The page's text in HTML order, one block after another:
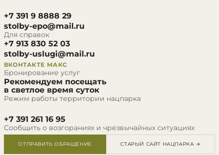
+7 391 9 8888 29
stolby-epo@mail.ru
Для справок
+7 913 830 52 03
stolby-uslugi@mail.ru
ВКОНТАКТЕ МАКС
Бронирование услуг
Рекомендуем посещать
в светлое время суток
Режим работы территории нацпарка
+7 391 261 16 95
Сообщить о возгораниях и чрезвычайных ситуациях
ОТПРАВИТЬ ОБРАЩЕНИЕ СТАРЫЙ САЙТ НАЦПАРКА →